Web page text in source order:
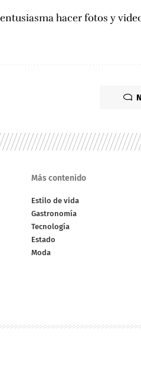
hacer fotos y
Más contenido
Estilo de vida
Gastronomía
Tecnología
Estado
Moda